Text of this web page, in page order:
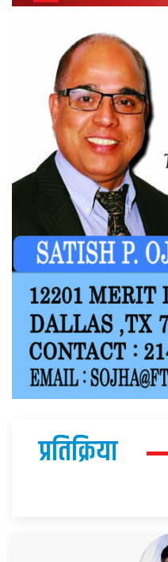
प्रतिक्रिया